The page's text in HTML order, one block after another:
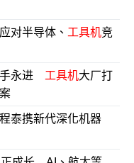
对半导体、 工具机竞
手永进 工具机大厂打
泰携新代深化机器